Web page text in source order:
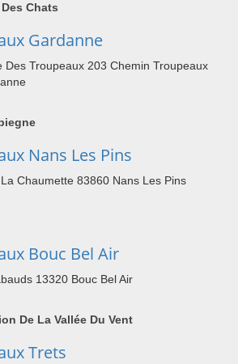
Chats
Gardanne
Des Troupeaux 203 Chemin Troupeaux
Nans Les Pins
Chaumette 83860 Nans Les Pins
Bouc Bel Air
13320 Bouc Bel Air
De La Vallée Du Vent
Trets